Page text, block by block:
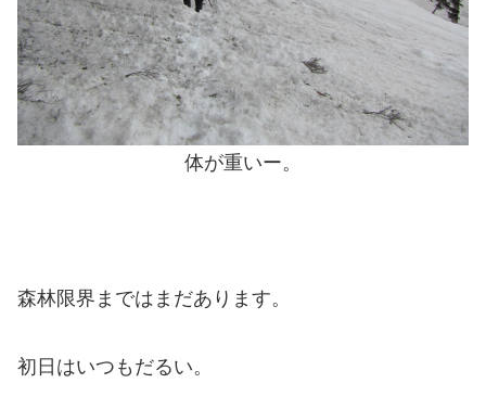
体が重いー。
森林限界まではまだあります。
初日はいつもだるい。